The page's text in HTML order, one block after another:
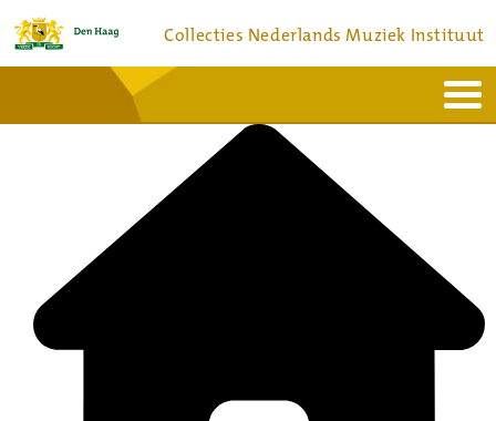
Collecties Nederlands Muziek Instituut
Bronnen en collecties